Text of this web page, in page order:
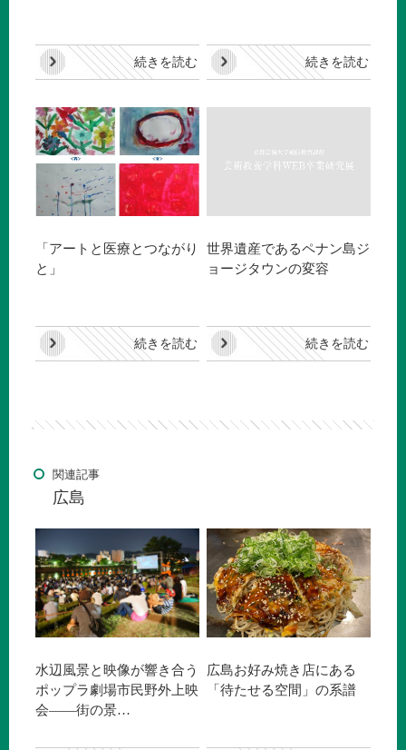
続きを読む 続きを読む
「アートと医療とつながり
と」
続きを読む
世界遺産であるペナン島ジ
ョージタウンの変容
続きを読む
関連記事
広島
水辺風景と映像が響き合う
ポップラ劇場市民野外上映
会——街の景…
広島お好み焼き店にある
「待たせる空間」の系譜